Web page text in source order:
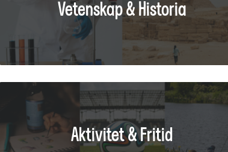
Vetenskap & Historia
Aktivitet & Fritid